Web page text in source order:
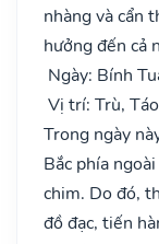
nhàng và cẩn
hưởng đến cả
Ngày: Bính
Vị trí: Trù,
Trong ngày
Bắc phía
chim. Do đó,
đồ đạc, tiến